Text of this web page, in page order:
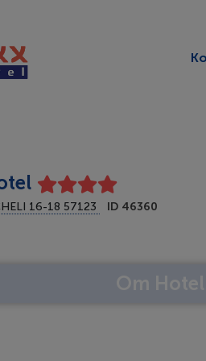
16-18 57123 ID 46360